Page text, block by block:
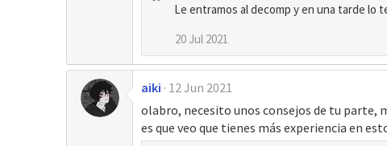
Le entramos al decomp y en una tarde lo
20 Jul 2021
aiki 12 Jun 2021
olabro, necesito unos consejos de tu parte,
es que veo que tienes más experiencia en